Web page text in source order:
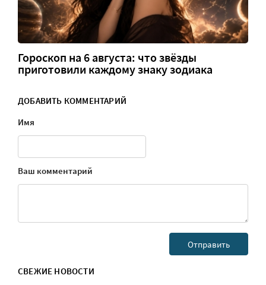
Гороскоп на 6 августа: что звёзды
приготовили каждому знаку зодиака
ДОБАВИТЬ КОММЕНТАРИЙ
Имя
Ваш комментарий
СВЕЖИЕ НОВОСТИ